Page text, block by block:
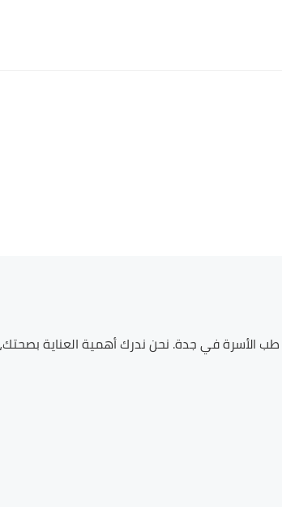
طب الأسرةفيجدة. نحن ندرك أهمية العناية